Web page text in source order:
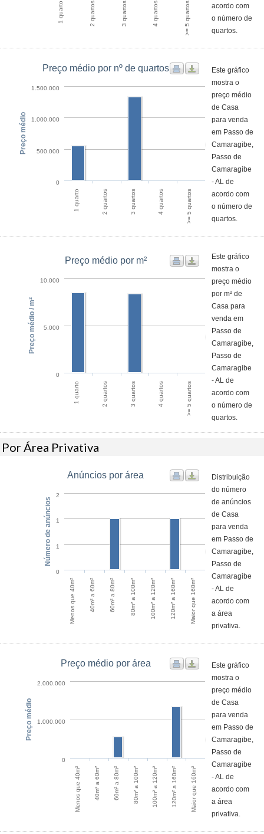
1 quarto 2 quartos 3 quartos 4 quartos >= 5 quartos
acordo com
o número de
quartos.
Preço médio por nº de quartos
1 quarto 2 quartos 3 quartos 4 quartos >= 5 quartos
0
500.000
1.000.000
1.500.000
Preço médio
Este gráfico
mostra o
preço médio
de Casa
para venda
em Passo de
Camaragibe,
Passo de
Camaragibe
- AL de
acordo com
o número de
quartos.
Preço médio por m²
1 quarto 2 quartos 3 quartos 4 quartos >= 5 quartos
0
5.000
10.000
Preço médio / m²
Este gráfico
mostra o
preço médio
por m² de
Casa para
venda em
Passo de
Camaragibe,
Passo de
Camaragibe
- AL de
acordo com
o número de
quartos.
Por Área Privativa
Anúncios por área
Menos que 40m² 40m² a 60m² 60m² a 80m² 80m² a 100m² 100m² a 120m² 120m² a 160m² Maior que 160m²
0
1
1
2
Número de anúncios
Distribuição
do número
de anúncios
de Casa
para venda
em Passo de
Camaragibe,
Passo de
Camaragibe
- AL de
acordo com
a área
privativa.
Preço médio por área
Menos que 40m² 40m² a 60m² 60m² a 80m² 80m² a 100m² 100m² a 120m² 120m² a 160m² Maior que 160m²
0
1.000.000
2.000.000
Preço médio
Este gráfico
mostra o
preço médio
de Casa
para venda
em Passo de
Camaragibe,
Passo de
Camaragibe
- AL de
acordo com
a área
privativa.